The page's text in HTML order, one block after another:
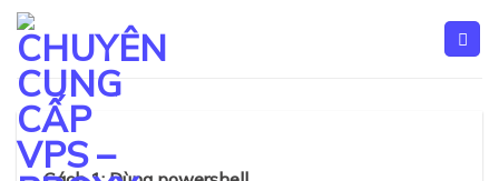
Skip
content